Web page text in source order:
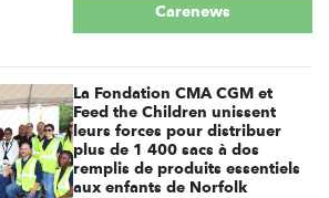
Carenews
La Fondation CMA CGM et
Feed the Children unissent
leurs forces pour distribuer
plus de 1 400 sacs à dos
remplis de produits essentiels
aux enfants de Norfolk